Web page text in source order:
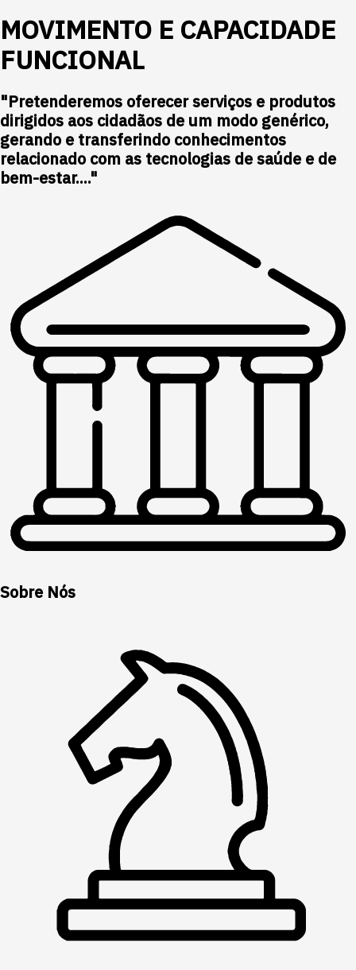
MOVIMENTO E CAPACIDADE
FUNCIONAL
"Pretenderemos oferecer serviços e produtos
dirigidos aos cidadãos de um modo genérico,
gerando e transferindo conhecimentos
relacionado com as tecnologias de saúde e de
bem-estar...."
Sobre Nós